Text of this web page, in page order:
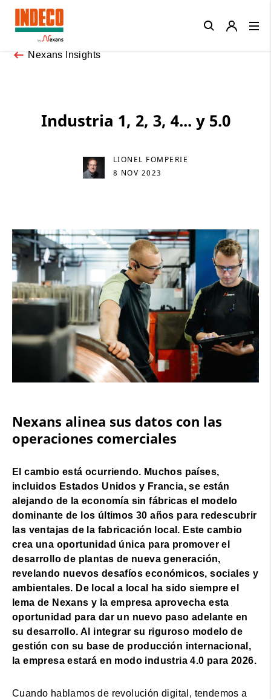
Nexans Insights
Industria 1, 2, 3, 4... y 5.0
LIONEL FOMPERIE
8 NOV 2023
Nexans alinea sus datos con las
operaciones comerciales
El cambio está ocurriendo. Muchos países,
incluidos Estados Unidos y Francia, se están
alejando de la economía sin fábricas el modelo
dominante de los últimos 30 años para redescubrir
las ventajas de la fabricación local. Este cambio
crea una oportunidad única para promover el
desarrollo de plantas de nueva generación,
revelando nuevos desafíos económicos, sociales y
ambientales. De local a local ha sido siempre el
lema de Nexans y la empresa aprovecha esta
oportunidad para dar un nuevo paso adelante en
su desarrollo. Al integrar su riguroso modelo de
gestión con su base de producción internacional,
la empresa estará en modo industria 4.0 para 2026.
Cuando hablamos de revolución digital, tendemos a